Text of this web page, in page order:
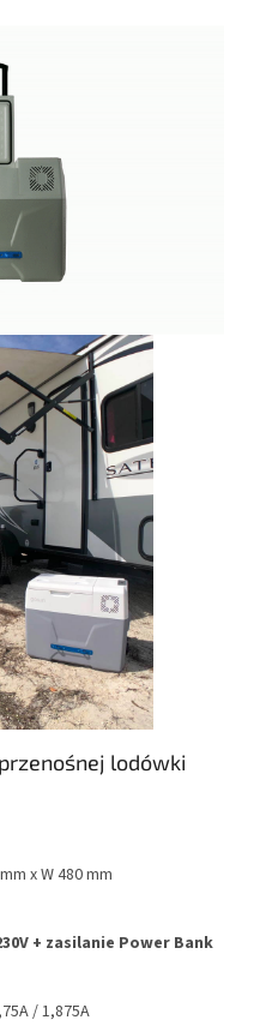
lodówki
x W 480 mm
+ zasilanie Power Bank
/ 1,875A